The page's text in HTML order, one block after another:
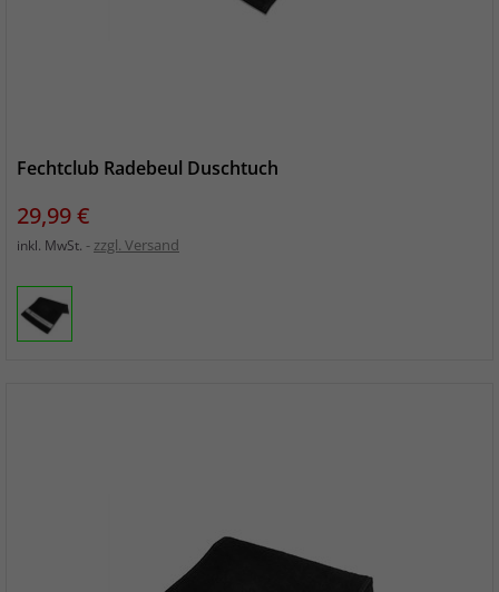
Fechtclub Radebeul Duschtuch
Preis
29,99 €
inkl. MwSt. zzgl. Versand